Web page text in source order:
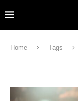
Home Tags